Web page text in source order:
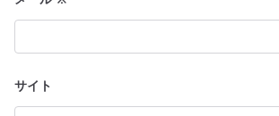
サイト